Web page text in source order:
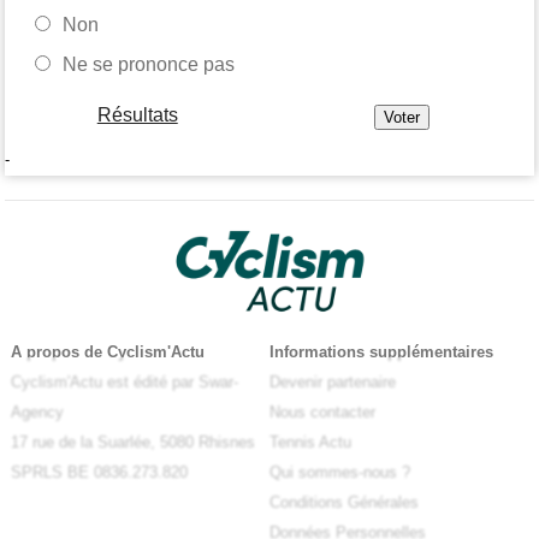
Non
Ne se prononce pas
Résultats
-
A propos de Cyclism'Actu
Cyclism'Actu est édité par Swar-
Agency
17 rue de la Suarlée, 5080 Rhisnes
SPRLS BE 0836.273.820
Informations supplémentaires
Devenir partenaire
Nous contacter
Tennis Actu
Qui sommes-nous ?
Conditions Générales
Données Personnelles